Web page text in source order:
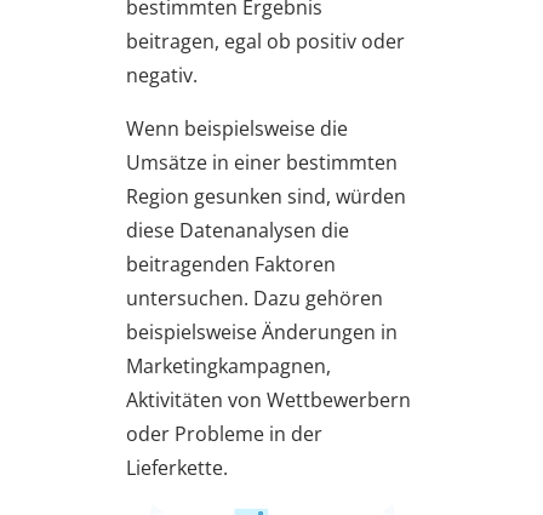
bestimmten Ergebnis
beitragen, egal ob positiv oder
negativ.
Wenn beispielsweise die
Umsätze in einer bestimmten
Region gesunken sind, würden
diese Datenanalysen die
beitragenden Faktoren
untersuchen. Dazu gehören
beispielsweise Änderungen in
Marketingkampagnen,
Aktivitäten von Wettbewerbern
oder Probleme in der
Lieferkette.